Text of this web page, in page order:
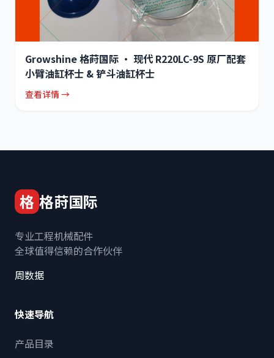
Growshine 格莳国际 · 现代 R220LC-9S 原厂配套
小臂油缸杯士 & 铲斗油缸杯士
查看详情 →
格 格莳国际
专业工程机械配件
全球值得信赖的合作伙伴
周数据
快速导航
产品目录